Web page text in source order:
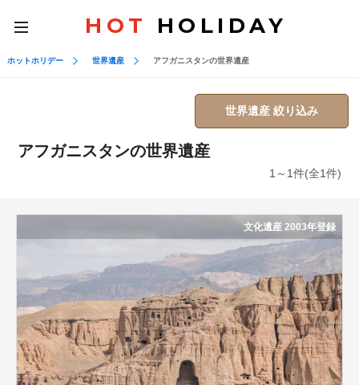
toggle
navigation
HOT HOLIDAY
ホットホリデー 世界遺産 アフガニスタンの世界遺産
世界遺産 絞り込み
アフガニスタンの世界遺産
1～1件(全1件)
文化遺産 2003年登録